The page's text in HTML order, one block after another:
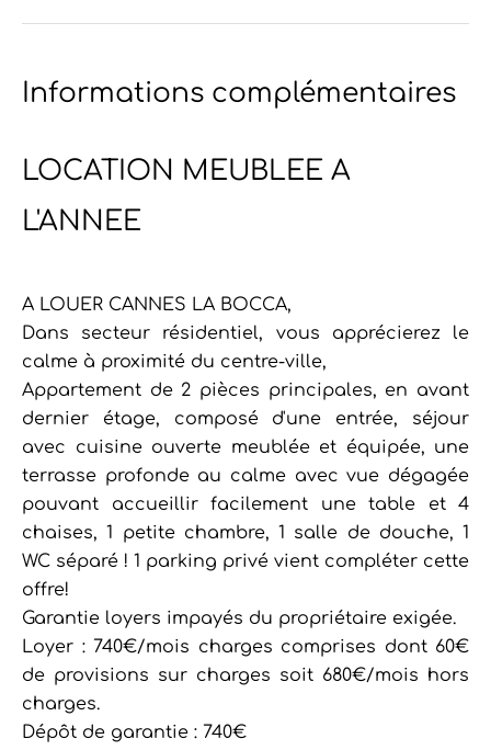
Informations complémentaires
LOCATION MEUBLEE A
L'ANNEE
A LOUER CANNES LA BOCCA,
Dans secteur résidentiel, vous apprécierez le
calme à proximité du centre-ville,
Appartement de 2 pièces principales, en avant
dernier étage, composé d'une entrée, séjour
avec cuisine ouverte meublée et équipée, une
terrasse profonde au calme avec vue dégagée
pouvant accueillir facilement une table et 4
chaises, 1 petite chambre, 1 salle de douche, 1
WC séparé ! 1 parking privé vient compléter cette
offre!
Garantie loyers impayés du propriétaire exigée.
Loyer : 740€/mois charges comprises dont 60€
de provisions sur charges soit 680€/mois hors
charges.
Dépôt de garantie : 740€